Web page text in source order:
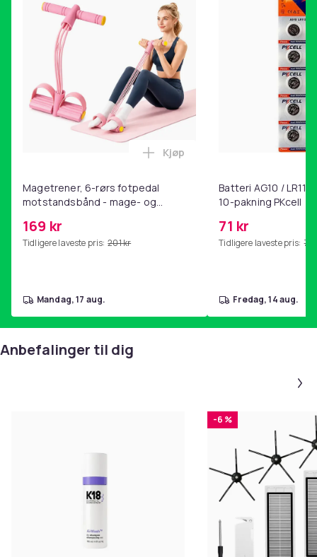
Magetrener, 6-rørs fotpedal
motstandsbånd - mage- og
hjemmegymnastikk Pink
169 kr
Tidligere laveste pris: 201 kr
Legg Magetrener, 6-rørs
Kjøp
mandag, 17 aug.
Batteri AG10 /
10-pakning PKcell
71 kr
Tidligere laveste pris: 76
fredag, 14 aug.
Anbefalinger til dig
-6 %